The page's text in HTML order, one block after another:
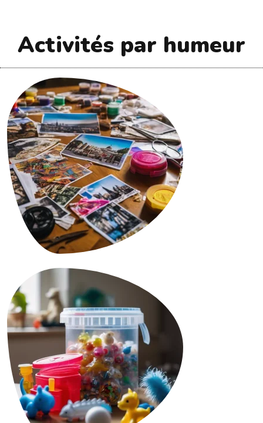
Activités par humeur